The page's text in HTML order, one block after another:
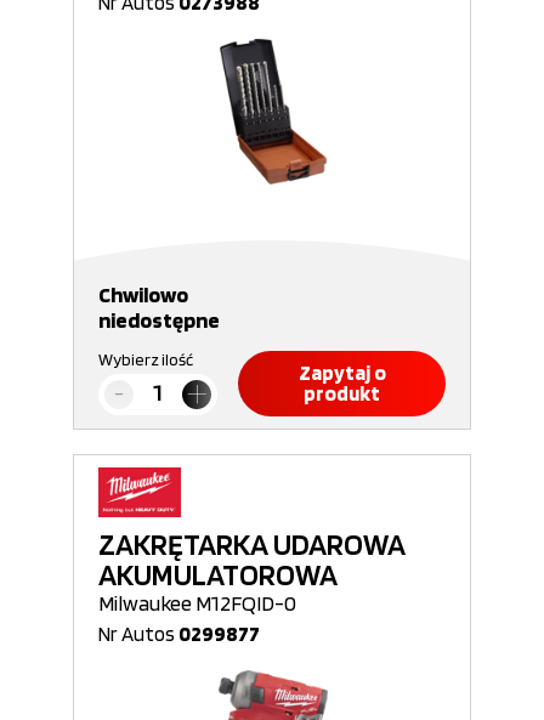
Chwilowo
niedostępne
Wybierz ilość
Zapytaj o
produkt
ZAKRĘTARKA UDAROWA
AKUMULATOROWA
Milwaukee M12FQID-0
Nr Autos 0299877